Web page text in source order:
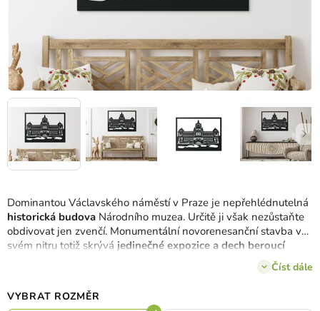
Dominantou Václavského náměstí v Praze je nepřehlédnutelná
historická budova Národního muzea. Určitě ji však nezůstaňte
obdivovat jen zvenčí. Monumentální novorenesanční stavba ve
svém nitru totiž skrývá jedinečné expozice a dech beroucí
ze střešní kopule. Obraz Národní muzeum,
navržený a vyrobený u nás v drevku, potěší nejen srdce
milovníka umění a architektury. Vyberte si z
a zkrášlete svůj domov autorskou dekorací.
Číst dále
VYBRAT ROZMĚR